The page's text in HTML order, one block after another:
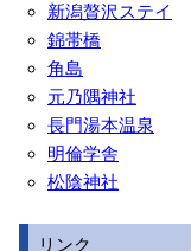
新潟贅沢ステイ
錦帯橋
角島
元乃隅神社
長門湯本温泉
明倫学舎
松陰神社
リンク